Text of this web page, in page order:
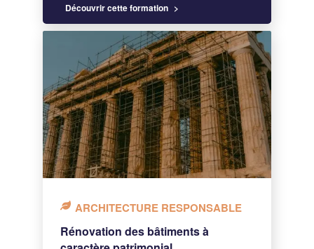
Découvrir cette formation
ARCHITECTURE RESPONSABLE
Rénovation des bâtiments à